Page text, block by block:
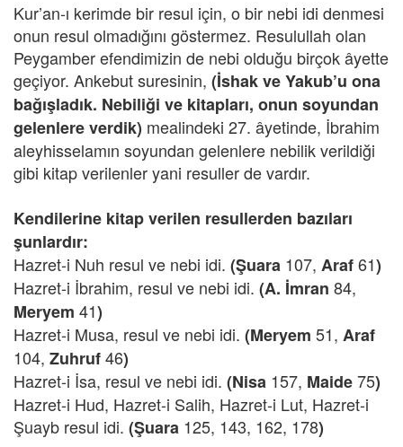
Kur’an-ı kerimde bir resul için, o bir nebi idi denmesi
onun resul olmadığını göstermez. Resulullah olan
Peygamber efendimizin de nebi olduğu birçok âyette
geçiyor. Ankebut suresinin, (İshak ve Yakub’u ona
bağışladık. Nebiliği ve kitapları, onun soyundan
gelenlere verdik) mealindeki 27. âyetinde, İbrahim
aleyhisselamın soyundan gelenlere nebilik verildiği
gibi kitap verilenler yani resuller de vardır.
Kendilerine kitap verilen resullerden bazıları
şunlardır:
Hazret-i Nuh resul ve nebi idi. (Şuara 107, Araf61)
Hazret-i İbrahim, resul ve nebi idi. (A. İmran 84,
Meryem 41)
Hazret-i Musa, resul ve nebi idi. (Meryem 51, Araf
104, Zuhruf46)
Hazret-i İsa, resul ve nebi idi. (Nisa 157, Maide75)
Hazret-i Hud, Hazret-i Salih, Hazret-i Lut, Hazret-i
Şuayb resul idi. (Şuara 125, 143, 162, 178)